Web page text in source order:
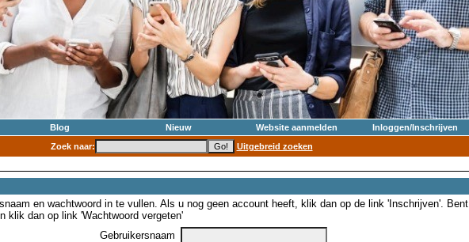
Blog Nieuw Website aanmelden
Inloggen/Inschrijven
Zoek naar:
Uitgebreid zoeken
en wachtwoord in te vullen. Als u nog geen account heeft, klik dan op de link 'Inschrijven'. Bent
klik dan op link 'Wachtwoord vergeten'
Gebruikersnaam